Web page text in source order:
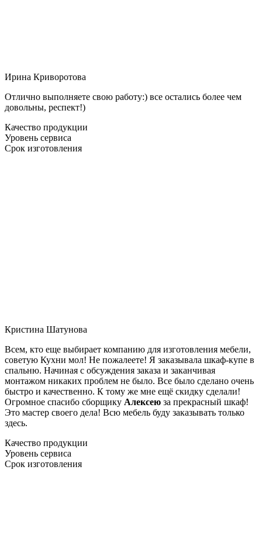
Ирина Криворотова
Отлично выполняете свою работу:) все остались более чем
довольны, респект!)
Качество продукции
Уровень сервиса
Срок изготовления
Кристина Шатунова
Всем, кто еще выбирает компанию для изготовления мебели,
советую Кухни мол! Не пожалеете! Я заказывала шкаф-купе в
спальню. Начиная с обсуждения заказа и заканчивая
монтажом никаких проблем не было. Все было сделано очень
быстро и качественно. К тому же мне ещё скидку сделали!
Огромное спасибо сборщику Алексею за прекрасный шкаф!
Это мастер своего дела! Всю мебель буду заказывать только
здесь.
Качество продукции
Уровень сервиса
Срок изготовления